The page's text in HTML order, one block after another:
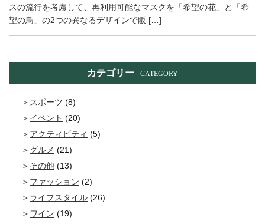
スの流行を考慮して、再利用可能なマスクを「希望の花」と「希
望の鳥」の2つの異なるデザインで販 […]
カテゴリー CATEGORY
スポーツ (8)
イベント (20)
アクティビティ (5)
グルメ (21)
その他 (13)
ファッション (2)
ライフスタイル (26)
ワイン (19)